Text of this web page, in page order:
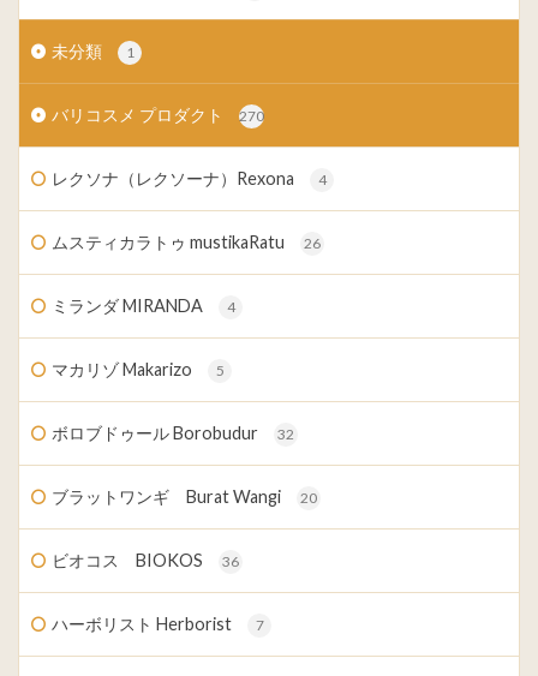
未分類 1
バリコスメ プロダクト 270
レクソナ（レクソーナ）Rexona 4
ムスティカラトゥ mustikaRatu 26
ミランダ MIRANDA 4
マカリゾ Makarizo 5
ボロブドゥール Borobudur 32
ブラットワンギ Burat Wangi 20
ビオコス BIOKOS 36
ハーボリスト Herborist 7